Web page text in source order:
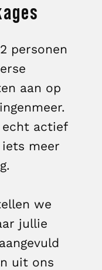
personen
aan op
echt actief
meer
we
jullie
uit ons